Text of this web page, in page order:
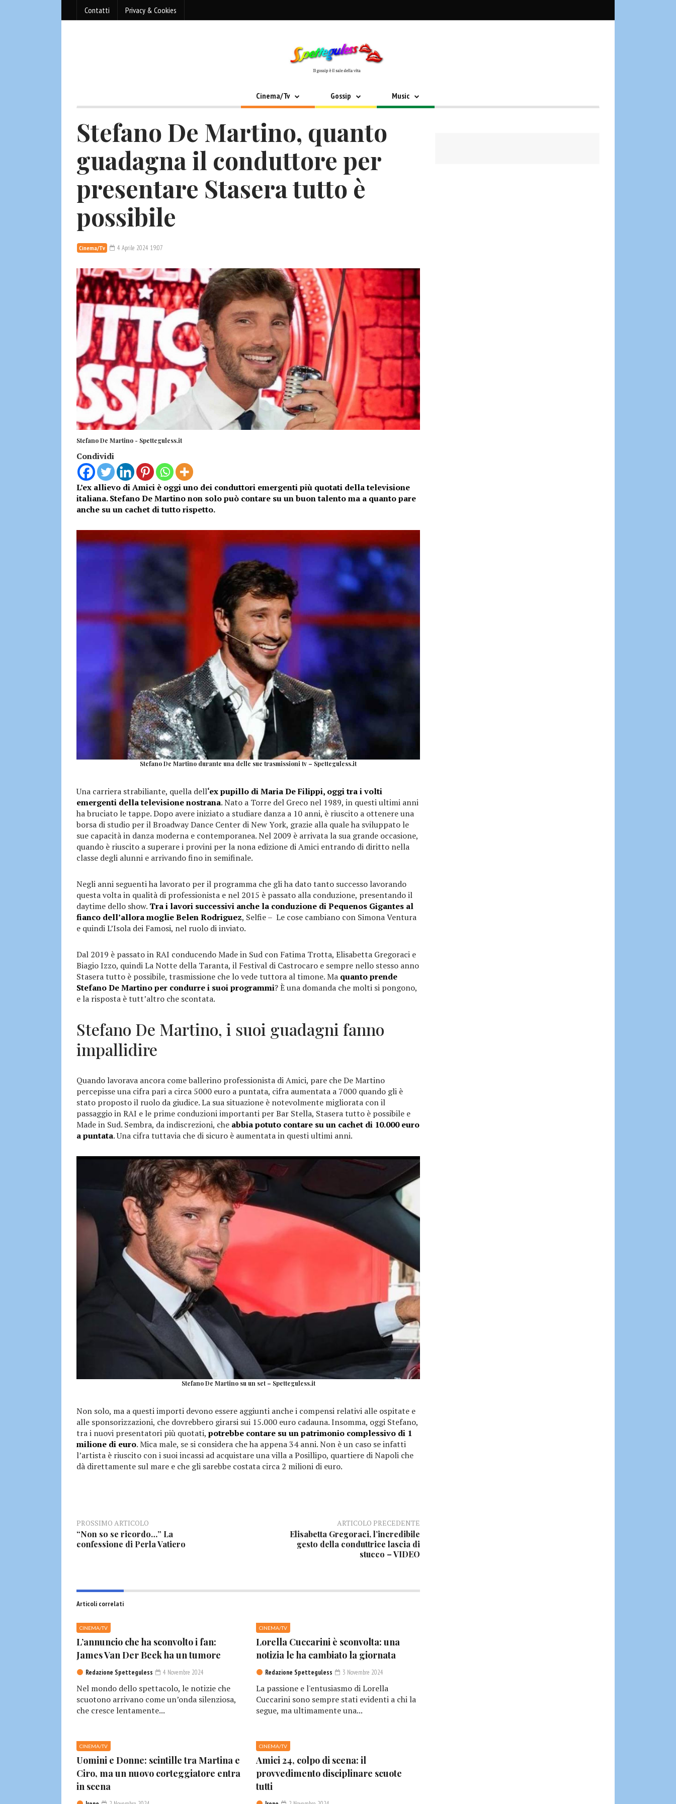
Contatti Privacy & Cookies
Cinema/Tv Gossip Music
Stefano De Martino, quanto
guadagna il conduttore per
presentare Stasera tutto è
possibile
Cinema/Tv 4 Aprile 2024 19:07
Stefano De Martino - Spetteguless.it
Condividi
L’ex allievo di Amici è oggi uno dei conduttori emergenti più quotati della televisione
italiana. Stefano De Martino non solo può contare su un buon talento ma a quanto pare
anche su un cachet di tutto rispetto.
Stefano De Martino durante una delle sue trasmissioni tv – Spetteguless.it
Una carriera strabiliante, quella dell‘ex pupillo di Maria De Filippi, oggi tra i volti
emergenti della televisione nostrana. Nato a Torre del Greco nel 1989, in questi ultimi anni
ha bruciato le tappe. Dopo avere iniziato a studiare danza a 10 anni, è riuscito a ottenere una
borsa di studio per il Broadway Dance Center di New York, grazie alla quale ha sviluppato le
sue capacità in danza moderna e contemporanea. Nel 2009 è arrivata la sua grande occasione,
quando è riuscito a superare i provini per la nona edizione di Amici entrando di diritto nella
classe degli alunni e arrivando fino in semifinale.
Negli anni seguenti ha lavorato per il programma che gli ha dato tanto successo lavorando
questa volta in qualità di professionista e nel 2015 è passato alla conduzione, presentando il
daytime dello show. Tra i lavori successivi anche la conduzione di Pequenos Gigantes al
fianco dell’allora moglie Belen Rodriguez, Selfie – Le cose cambiano con Simona Ventura
e quindi L’Isola dei Famosi, nel ruolo di inviato.
Dal 2019 è passato in RAI conducendo Made in Sud con Fatima Trotta, Elisabetta Gregoraci e
Biagio Izzo, quindi La Notte della Taranta, il Festival di Castrocaro e sempre nello stesso anno
Stasera tutto è possibile, trasmissione che lo vede tuttora al timone. Ma quanto prende
Stefano De Martino per condurre i suoi programmi? È una domanda che molti si pongono,
e la risposta è tutt’altro che scontata.
Stefano De Martino, i suoi guadagni fanno
impallidire
Quando lavorava ancora come ballerino professionista di Amici, pare che De Martino
percepisse una cifra pari a circa 5000 euro a puntata, cifra aumentata a 7000 quando gli è
stato proposto il ruolo da giudice. La sua situazione è notevolmente migliorata con il
passaggio in RAI e le prime conduzioni importanti per Bar Stella, Stasera tutto è possibile e
Made in Sud. Sembra, da indiscrezioni, che abbia potuto contare su un cachet di 10.000 euro
a puntata. Una cifra tuttavia che di sicuro è aumentata in questi ultimi anni.
Stefano De Martino su un set – Spetteguless.it
Non solo, ma a questi importi devono essere aggiunti anche i compensi relativi alle ospitate e
alle sponsorizzazioni, che dovrebbero girarsi sui 15.000 euro cadauna. Insomma, oggi Stefano,
tra i nuovi presentatori più quotati, potrebbe contare su un patrimonio complessivo di 1
milione di euro. Mica male, se si considera che ha appena 34 anni. Non è un caso se infatti
l’artista è riuscito con i suoi incassi ad acquistare una villa a Posillipo, quartiere di Napoli che
dà direttamente sul mare e che gli sarebbe costata circa 2 milioni di euro.
PROSSIMO ARTICOLO
“Non so se ricordo…” La
confessione di Perla Vatiero
ARTICOLO PRECEDENTE
Elisabetta Gregoraci, l’incredibile
gesto della conduttrice lascia di
stucco – VIDEO
Articoli correlati
CINEMA/TV
L’annuncio che ha sconvolto i fan:
James Van Der Beek ha un tumore
Redazione Spetteguless 4 Novembre 2024
Nel mondo dello spettacolo, le notizie che
scuotono arrivano come un’onda silenziosa,
che cresce lentamente...
CINEMA/TV
Lorella Cuccarini è sconvolta: una
notizia le ha cambiato la giornata
Redazione Spetteguless 3 Novembre 2024
La passione e l'entusiasmo di Lorella
Cuccarini sono sempre stati evidenti a chi la
segue, ma ultimamente una...
CINEMA/TV
Uomini e Donne: scintille tra Martina e
Ciro, ma un nuovo corteggiatore entra
in scena
CINEMA/TV
Amici 24, colpo di scena: il
provvedimento disciplinare scuote
tutti